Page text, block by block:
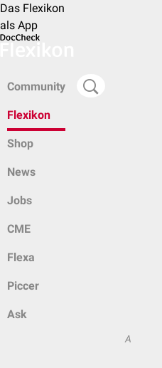
Das Flexikon
als App
Community
Flexikon
Shop
News
Jobs
CME
Flexa
Piccer
Ask
A